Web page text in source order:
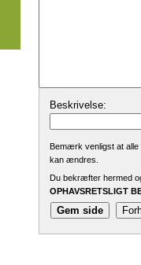
Beskrivelse:
Bemærk venligst at
kan ændres.
Du bekræfter hermed
OPHAVSRETSLIGT